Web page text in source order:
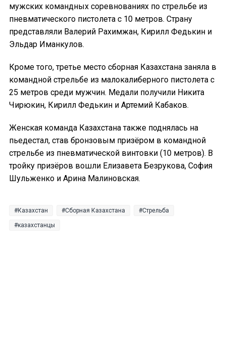
мужских командных соревнованиях по стрельбе из
пневматического пистолета с 10 метров. Страну
представляли Валерий Рахимжан, Кирилл Федькин и
Эльдар Иманкулов.
Кроме того, третье место сборная Казахстана заняла в
командной стрельбе из малокалиберного пистолета с
25 метров среди мужчин. Медали получили Никита
Чирюкин, Кирилл Федькин и Артемий Кабаков.
Женская команда Казахстана также поднялась на
пьедестал, став бронзовым призёром в командной
стрельбе из пневматической винтовки (10 метров). В
тройку призёров вошли Елизавета Безрукова, София
Шульженко и Арина Малиновская.
Казахстан Сборная Казахстана Стрельба
казахстанцы